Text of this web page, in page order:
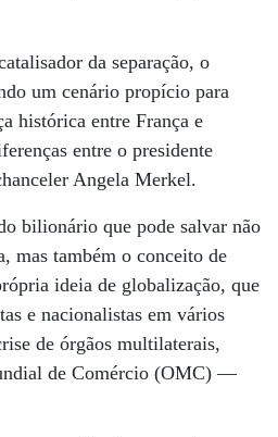
da separação, o
um cenário propício para
histórica entre França e
entre o presidente
Angela Merkel.
bilionário que pode salvar não
mas também o conceito de
ideia de globalização, que
e nacionalistas em vários
de órgãos multilaterais,
de Comércio (OMC) —